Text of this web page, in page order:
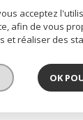
acceptez
afin de vous
et réaliser des
OK